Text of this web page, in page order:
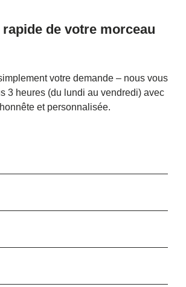
de votre morceau
votre demande – nous vous
3 heures (du lundi au vendredi) avec
et personnalisée.